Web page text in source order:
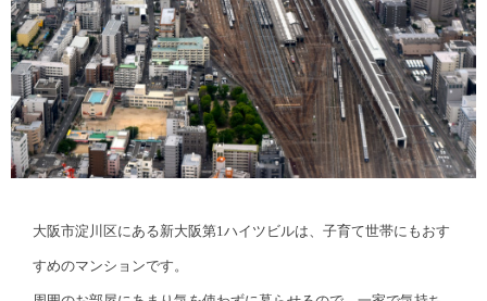
大阪市淀川区にある新大阪第1ハイツビルは、子育て世帯にもおす
すめのマンションです。